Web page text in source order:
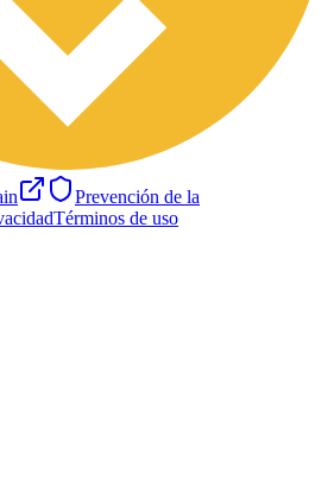
Prevención de la
Términos de uso